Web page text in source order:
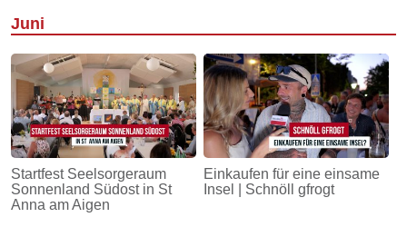
Juni
Startfest Seelsorgeraum
Sonnenland Südost in St
Anna am Aigen
Einkaufen für eine einsame
Insel | Schnöll gfrogt